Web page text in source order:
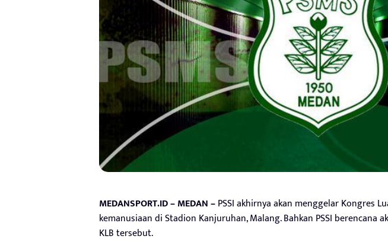
MEDANSPORT.ID – MEDAN –PSSI akhirnya akan menggelar Kongres
kemanusiaan di Stadion Kanjuruhan, Malang. Bahkan PSSI berencana
KLB tersebut.